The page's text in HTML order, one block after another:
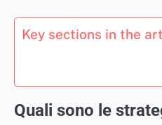
Key sections in the
Quali sono le